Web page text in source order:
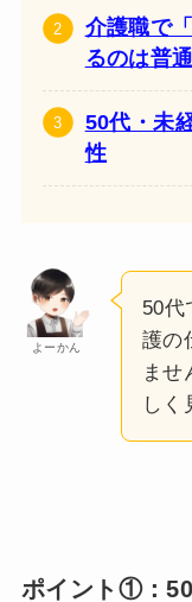
介護職で
るのは普
50代・未
性
よーかん
50代
護の
ませ
しく
ポイント①：